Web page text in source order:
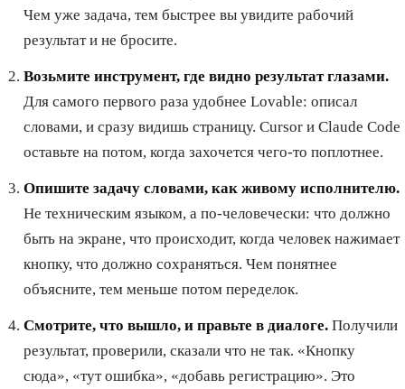
Чем уже задача, тем быстрее вы увидите рабочий
результат и не бросите.
Возьмите инструмент, где видно результат глазами.
Для самого первого раза удобнее Lovable: описал
словами, и сразу видишь страницу. Cursor и Claude Code
оставьте на потом, когда захочется чего-то поплотнее.
Опишите задачу словами, как живому исполнителю.
Не техническим языком, а по-человечески: что должно
быть на экране, что происходит, когда человек нажимает
кнопку, что должно сохраняться. Чем понятнее
объясните, тем меньше потом переделок.
Смотрите, что вышло, и правьте в диалоге. Получили
результат, проверили, сказали что не так. «Кнопку
сюда», «тут ошибка», «добавь регистрацию». Это